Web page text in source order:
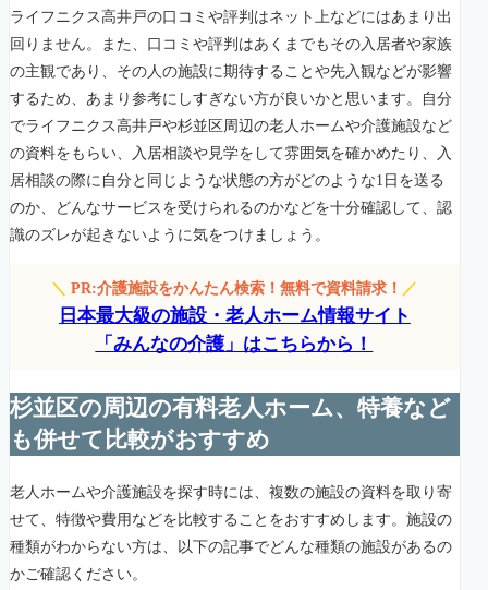
ライフニクス高井戸の口コミや評判はネット上などにはあまり出
回りません。また、口コミや評判はあくまでもその入居者や家族
の主観であり、その人の施設に期待することや先入観などが影響
するため、あまり参考にしすぎない方が良いかと思います。自分
でライフニクス高井戸や杉並区周辺の老人ホームや介護施設など
の資料をもらい、入居相談や見学をして雰囲気を確かめたり、入
居相談の際に自分と同じような状態の方がどのような1日を送る
のか、どんなサービスを受けられるのかなどを十分確認して、認
識のズレが起きないように気をつけましょう。
＼PR:介護施設をかんたん検索！無料で資料請求！ ／
日本最大級の施設・老人ホーム情報サイト
「みんなの介護」はこちらから！
杉並区の周辺の有料老人ホーム、特養など
も併せて比較がおすすめ
老人ホームや介護施設を探す時には、複数の施設の資料を取り寄
せて、特徴や費用などを比較することをおすすめします。施設の
種類がわからない方は、以下の記事でどんな種類の施設があるの
かご確認ください。